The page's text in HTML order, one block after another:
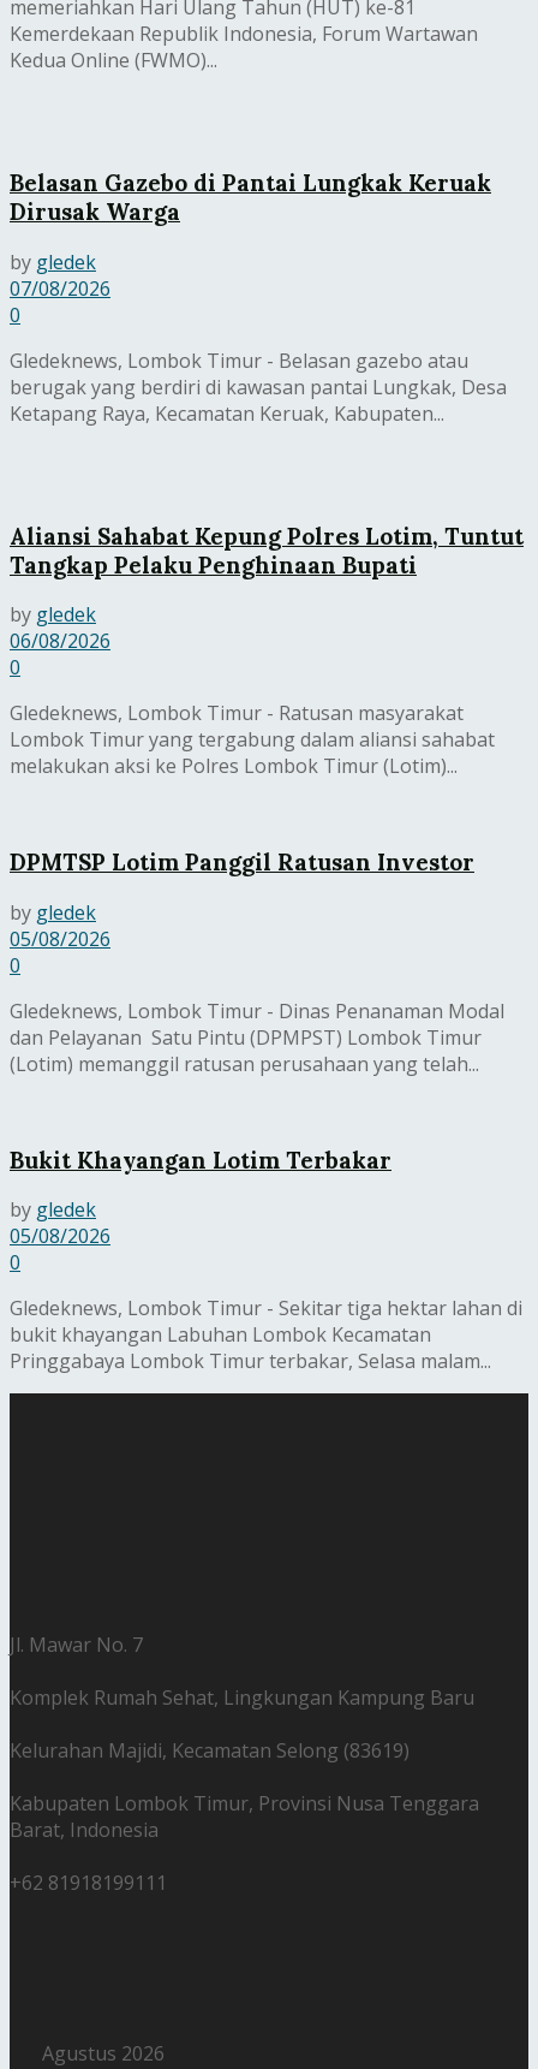
memeriahkan Hari Ulang Tahun (HUT) ke-81
Kemerdekaan Republik Indonesia, Forum Wartawan
Kedua Online (FWMO)...
Belasan Gazebo di Pantai Lungkak Keruak
Dirusak Warga
by gledek
07/08/2026
0
Gledeknews, Lombok Timur - Belasan gazebo atau
berugak yang berdiri di kawasan pantai Lungkak, Desa
Ketapang Raya, Kecamatan Keruak, Kabupaten...
Aliansi Sahabat Kepung Polres Lotim, Tuntut
Tangkap Pelaku Penghinaan Bupati
by gledek
06/08/2026
0
Gledeknews, Lombok Timur - Ratusan masyarakat
Lombok Timur yang tergabung dalam aliansi sahabat
melakukan aksi ke Polres Lombok Timur (Lotim)...
DPMTSP Lotim Panggil Ratusan Investor
by gledek
05/08/2026
0
Gledeknews, Lombok Timur - Dinas Penanaman Modal
dan Pelayanan Satu Pintu (DPMPST) Lombok Timur
(Lotim) memanggil ratusan perusahaan yang telah...
Bukit Khayangan Lotim Terbakar
by gledek
05/08/2026
0
Gledeknews, Lombok Timur - Sekitar tiga hektar lahan di
bukit khayangan Labuhan Lombok Kecamatan
Pringgabaya Lombok Timur terbakar, Selasa malam...
Jl. Mawar No. 7
Komplek Rumah Sehat, Lingkungan Kampung Baru
Kelurahan Majidi, Kecamatan Selong (83619)
Kabupaten Lombok Timur, Provinsi Nusa Tenggara
Barat, Indonesia
+62 81918199111
Agustus 2026